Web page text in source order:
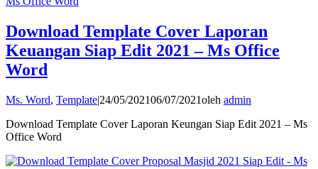
Download Template Cover Laporan
Keuangan Siap Edit 2021 – Ms Office
Word
Ms. Word, Template|24/05/202106/07/2021oleh admin
Download Template Cover Laporan Keungan Siap Edit 2021 – Ms
Office Word